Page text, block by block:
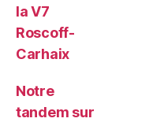
la V7
Roscoff-
Carhaix
Notre
tandem sur